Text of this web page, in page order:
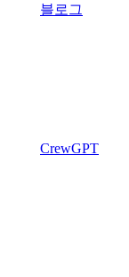
블로그
CrewGPT